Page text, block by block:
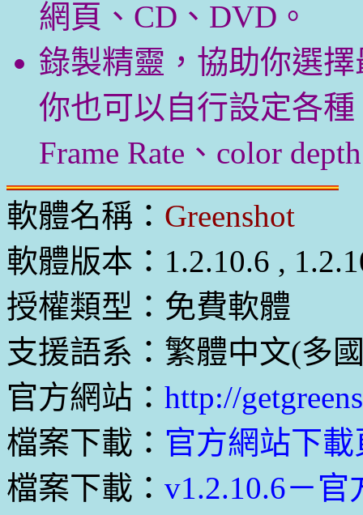
網頁、CD、DVD。
錄製精靈，協助你選
你也可以自行設定各種
Frame Rate、color
軟體名稱： Greenshot
軟體版本：1.2.10.6 ,
授權類型：免費軟體
支援語系：繁體中文(多
官方網站： http://
檔案下載： 官方網站下載
檔案下載： v1.2.10.6－